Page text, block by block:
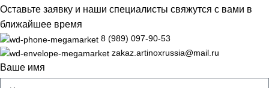
Оставьте заявку и наши специалисты свяжутся с вами в
ближайшее время
8 (989) 097-90-53
zakaz.artinoxrussia@mail.ru
Ваше имя